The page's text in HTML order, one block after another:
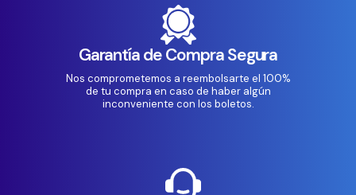
Garantía de Compra Segura
Nos comprometemos a reembolsarte el 100%
de tu compra en caso de haber algún
inconveniente con los boletos.